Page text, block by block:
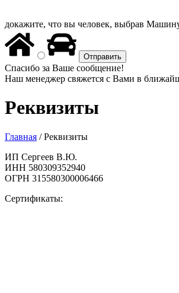
докажите, что вы человек, выбрав
Спасибо за Ваше сообщение!
Наш менеджер свяжется с Вами в
Реквизиты
Главная /Реквизиты
ИП Сергеев В.Ю.
ИНН 580309352940
ОГРН 315580300006466
Сертификаты: